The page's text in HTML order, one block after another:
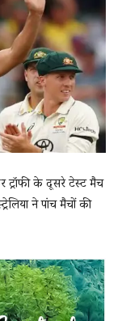
के दूसरे टेस्ट मैच
ने पांच मैचों की